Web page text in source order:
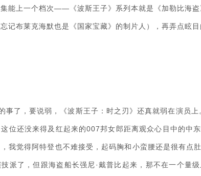
能上一个档次——《波斯王子》系列本就是《加勒比海盗
记布莱克海默也是《国家宝藏》的制片人），再弄点眩
了，要说弱，《波斯王子：时之刃》还真就弱在演员上
位还没来得及红起来的007邦女郎距离观众心目中的中
我觉得阿特登也不难接受，起码胸和小蛮腰还是很有点
派了，但跟海盗船长强尼·戴普比起来，那不在一个量